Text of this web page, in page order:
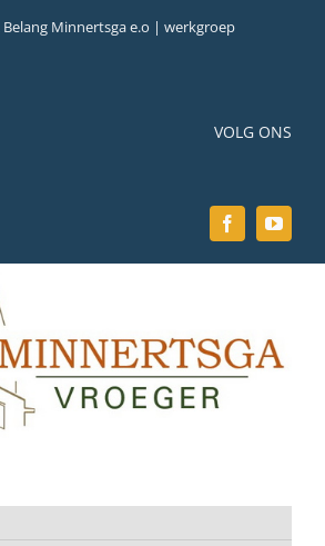
Belang Minnertsga e.o | werkgroep
VOLG ONS